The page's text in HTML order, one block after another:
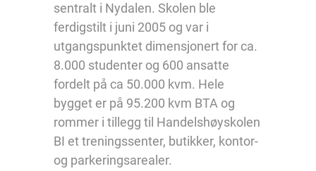
sentralt i Nydalen. Skolen ble
ferdigstilt i juni 2005 og var i
utgangspunktet dimensjonert for ca.
8.000 studenter og 600 ansatte
fordelt på ca 50.000 kvm. Hele
bygget er på 95.200 kvm BTA og
rommer i tillegg til Handelshøyskolen
BI et treningssenter, butikker, kontor-
og parkeringsarealer.